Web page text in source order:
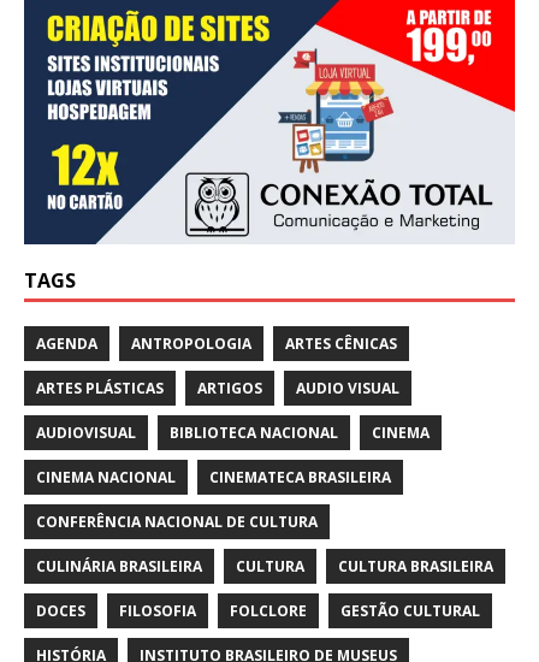
TAGS
AGENDA ANTROPOLOGIA ARTES CÊNICAS
ARTES PLÁSTICAS ARTIGOS AUDIO VISUAL
AUDIOVISUAL BIBLIOTECA NACIONAL CINEMA
CINEMA NACIONAL CINEMATECA BRASILEIRA
CONFERÊNCIA NACIONAL DE CULTURA
CULINÁRIA BRASILEIRA CULTURA CULTURA BRASILEIRA
DOCES FILOSOFIA FOLCLORE GESTÃO CULTURAL
HISTÓRIA INSTITUTO BRASILEIRO DE MUSEUS